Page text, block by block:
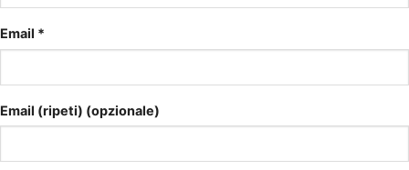
Email *
Email (ripeti) (opzionale)